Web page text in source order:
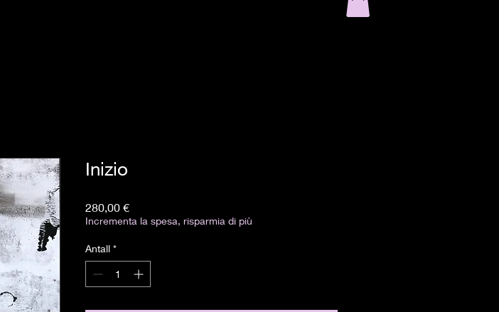
Inizio
280,00 €Pris
Incrementa la spesa, risparmia di più
Antall *